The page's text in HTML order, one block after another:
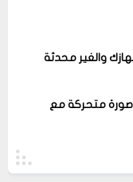
والغير محدثة
صورة متحركة مع